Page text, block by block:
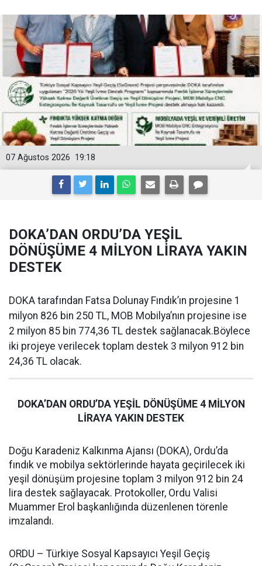
19:18
07 Ağustos 2026
DOKA’DAN ORDU’DA YEŞİL
DÖNÜŞÜME 4 MİLYON LİRAYA YAKIN
DESTEK
DOKA tarafından Fatsa Dolunay Fındık’ın projesine 1
milyon 826 bin 250 TL, MOB Mobilya’nın projesine ise
2 milyon 85 bin 774,36 TL destek sağlanacak.Böylece
iki projeye verilecek toplam destek 3 milyon 912 bin
24,36 TL olacak.
DOKA’DAN ORDU’DA YEŞİL DÖNÜŞÜME 4 MİLYON
LİRAYA YAKIN DESTEK
Doğu Karadeniz Kalkınma Ajansı (DOKA), Ordu’da
fındık ve mobilya sektörlerinde hayata geçirilecek iki
yeşil dönüşüm projesine toplam 3 milyon 912 bin 24
lira destek sağlayacak. Protokoller, Ordu Valisi
Muammer Erol başkanlığında düzenlenen törenle
imzalandı.
ORDU – Türkiye Sosyal Kapsayıcı Yeşil Geçiş